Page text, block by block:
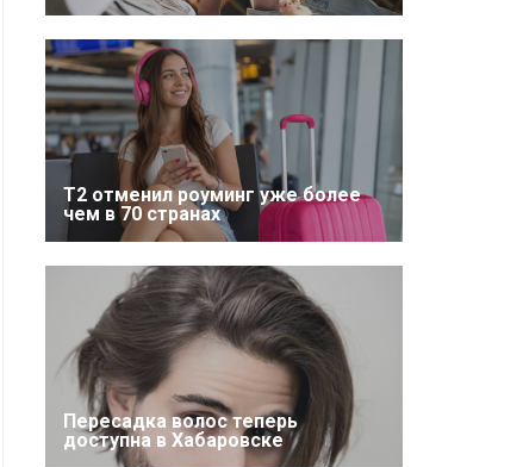
Т2 отменил роуминг уже более
чем в 70 странах
Пересадка волос теперь
доступна в Хабаровске